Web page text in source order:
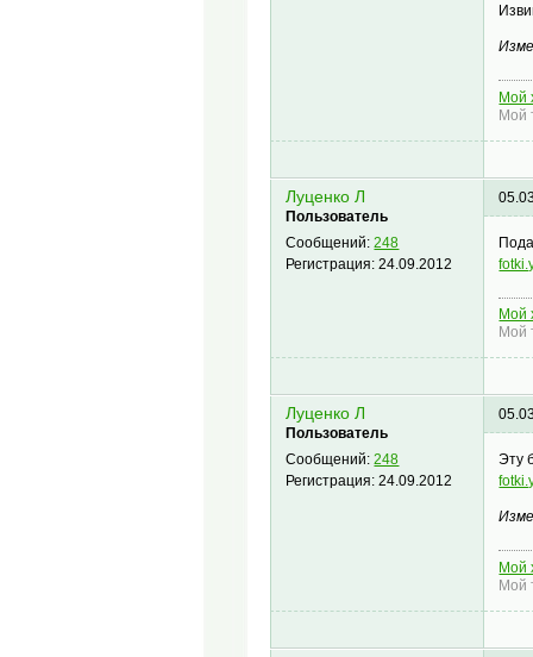
Мой
Мой
Луценко Л
Пользователь
Сообщений:248
Регистрация:24.09.2012
Мой
Мой
Луценко Л
Пользователь
Сообщений:248
Регистрация:24.09.2012
Эту
Мой
Мой